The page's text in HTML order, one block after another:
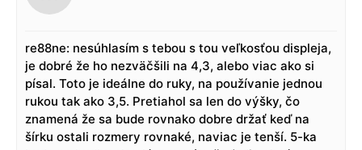
re88ne: nesúhlasím s tebou s tou veľkosťou displeja,
je dobré že ho nezväčšili na 4,3, alebo viac ako si
písal. Toto je ideálne do ruky, na používanie jednou
rukou tak ako 3,5. Pretiahol sa len do výšky, čo
znamená že sa bude rovnako dobre držať keď na
šírku ostali rozmery rovnaké, naviac je tenší. 5-ka